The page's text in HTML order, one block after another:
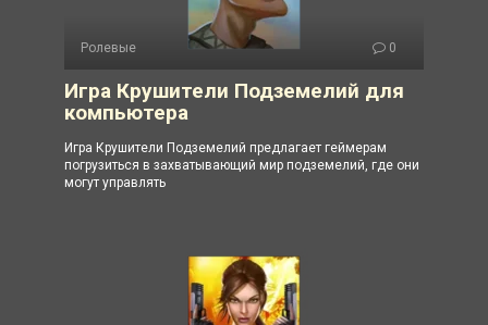
Ролевые 0
Игра Крушители Подземелий для
компьютера
Игра Крушители Подземелий предлагает геймерам
погрузиться в захватывающий мир подземелий, где они
могут управлять